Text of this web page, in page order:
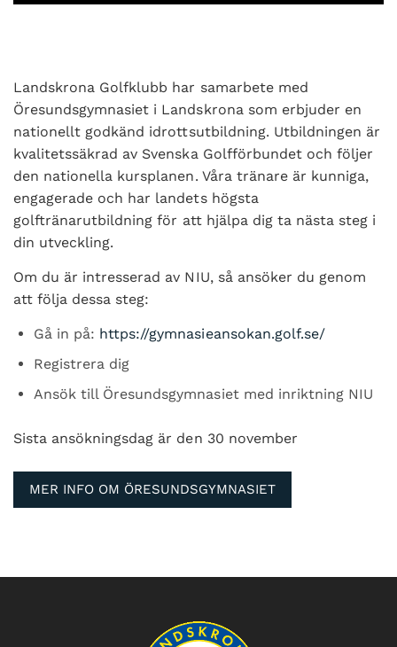
Landskrona Golfklubb har samarbete med
Öresundsgymnasiet i Landskrona som erbjuder en
nationellt godkänd idrottsutbildning. Utbildningen är
kvalitetssäkrad av Svenska Golfförbundet och följer
den nationella kursplanen. Våra tränare är kunniga,
engagerade och har landets högsta
golftränarutbildning för att hjälpa dig ta nästa steg i
din utveckling.
Om du är intresserad av NIU, så ansöker du genom
att följa dessa steg:
Gå in på: https://gymnasieansokan.golf.se/
Registrera dig
Ansök till Öresundsgymnasiet med inriktning NIU
Sista ansökningsdag är den 30 november
MER INFO OM ÖRESUNDSGYMNASIET